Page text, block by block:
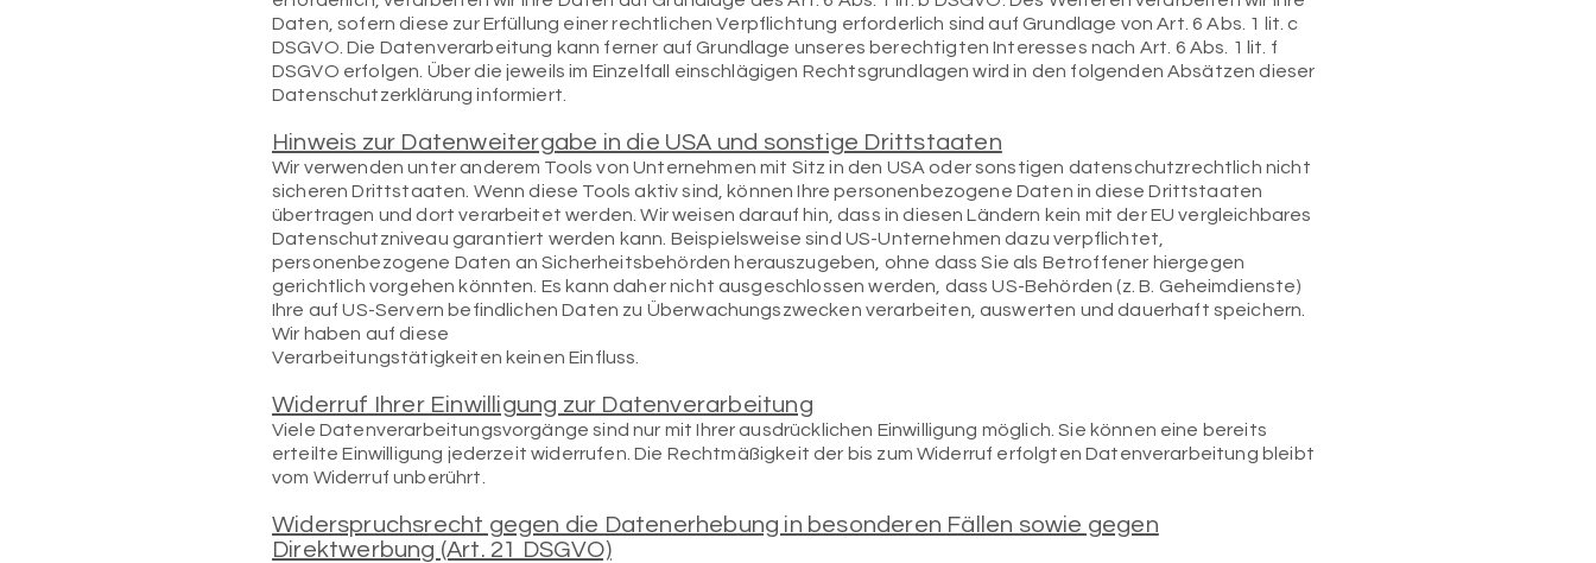
Daten, sofern diese zur Erfüllung einer rechtlichen Verpflichtung erforderlich sind auf Grundlage von Art. 6 Abs. 1 lit. c
DSGVO. Die Datenverarbeitung kann ferner auf Grundlage unseres berechtigten Interesses nach Art. 6 Abs. 1 lit. f
DSGVO erfolgen. Über die jeweils im Einzelfall einschlägigen Rechtsgrundlagen wird in den folgenden Absätzen dieser
Datenschutzerklärung informiert.
Hinweis zur Datenweitergabe in die USA und sonstige Drittstaaten
Wir verwenden unter anderem Tools von Unternehmen mit Sitz in den USA oder sonstigen datenschutzrechtlich nicht
sicheren Drittstaaten. Wenn diese Tools aktiv sind, können Ihre personenbezogene Daten in diese Drittstaaten
übertragen und dort verarbeitet werden. Wir weisen darauf hin, dass in diesen Ländern kein mit der EU vergleichbares
Datenschutzniveau garantiert werden kann. Beispielsweise sind US-Unternehmen dazu verpflichtet,
personenbezogene Daten an Sicherheitsbehörden herauszugeben, ohne dass Sie als Betroffener hiergegen
gerichtlich vorgehen könnten. Es kann daher nicht ausgeschlossen werden, dass US-Behörden (z. B. Geheimdienste)
Ihre auf US-Servern befindlichen Daten zu Überwachungszwecken verarbeiten, auswerten und dauerhaft speichern.
Wir haben auf diese
Verarbeitungstätigkeiten keinen Einfluss.
Widerruf Ihrer Einwilligung zur Datenverarbeitung
Viele Datenverarbeitungsvorgänge sind nur mit Ihrer ausdrücklichen Einwilligung möglich. Sie können eine bereits
erteilte Einwilligung jederzeit widerrufen. Die Rechtmäßigkeit der bis zum Widerruf erfolgten Datenverarbeitung bleibt
vom Widerruf unberührt.
Widerspruchsrecht gegen die Datenerhebung in besonderen Fällen sowie gegen
Direktwerbung (Art. 21 DSGVO)